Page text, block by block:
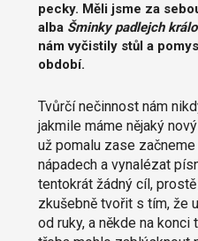
pecky. Měli jsme za
alba Šminky padlejch
nám vyčistily stůl a
období.
Tvůrčí nečinnost nám
jakmile máme nějaký
už pomalu zase
nápadech a vynalézat
tentokrát žádný cíl,
zkušebně tvořit s tím, že
od ruky, a někde na